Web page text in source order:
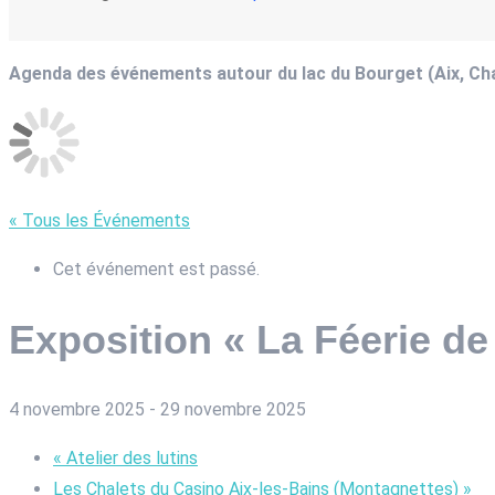
Agenda des événements autour du lac du Bourget (Aix,
« Tous les Événements
Cet événement est passé.
Exposition « La Féerie
4 novembre 2025 - 29 novembre 2025
« Atelier des lutins
Les Chalets du Casino Aix-les-Bains (Montagnettes) »